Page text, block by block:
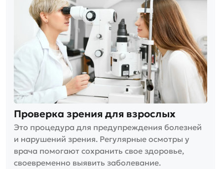
Проверка зрения для взрослых
Это процедура для предупреждения болезней
и нарушений зрения. Регулярные осмотры у
врача помогают сохранить свое здоровье,
своевременно выявить заболевание.